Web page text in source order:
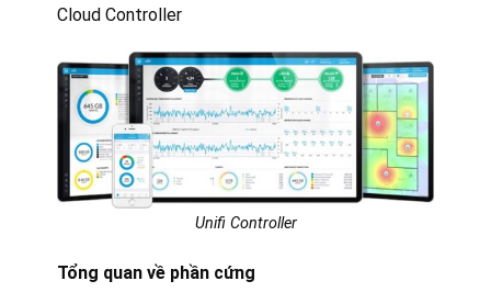
Cloud Controller
Unifi Controller
Tổng quan về phần cứng